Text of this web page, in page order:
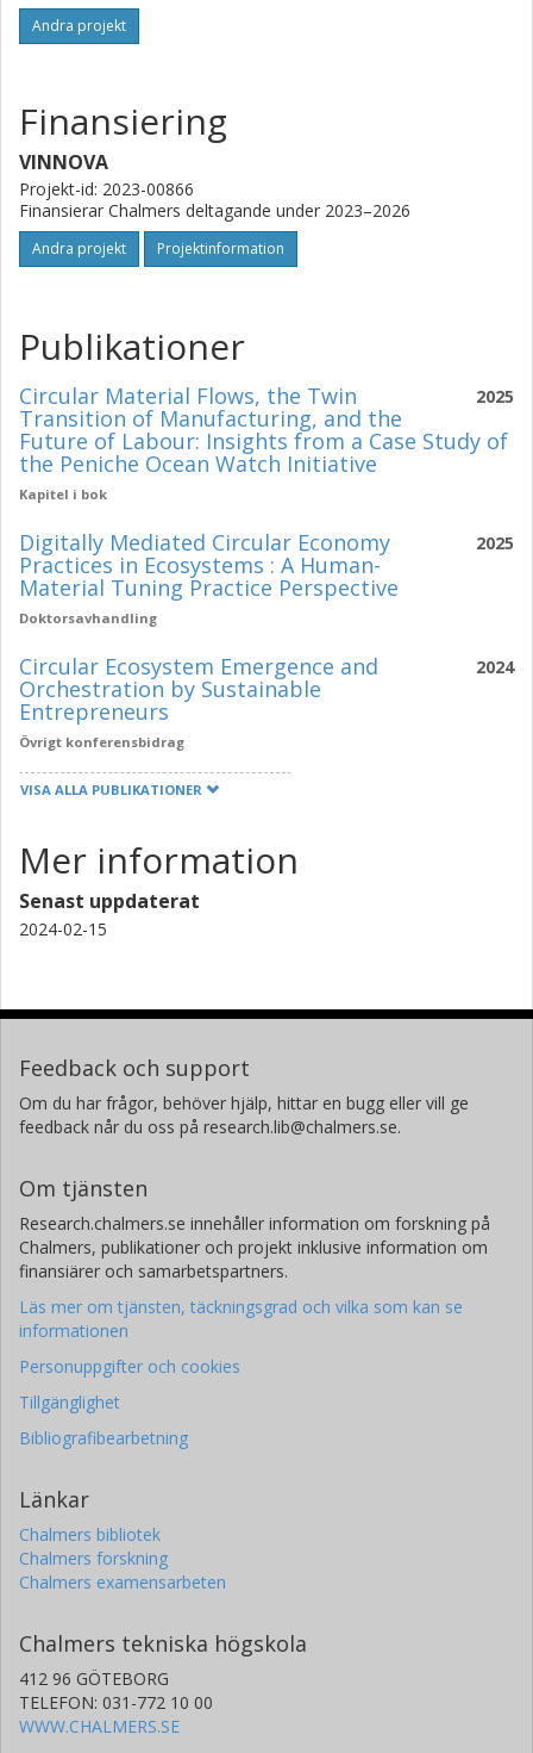
Andra projekt
Finansiering
VINNOVA
Projekt-id: 2023-00866
Finansierar Chalmers deltagande under 2023–2026
Andra projekt Projektinformation
Publikationer
2025
Circular Material Flows, the Twin
Transition of Manufacturing, and the
Future of Labour: Insights from a Case Study of
the Peniche Ocean Watch Initiative
Kapitel i bok
2025
Digitally Mediated Circular Economy
Practices in Ecosystems : A Human-
Material Tuning Practice Perspective
Doktorsavhandling
2024
Circular Ecosystem Emergence and
Orchestration by Sustainable
Entrepreneurs
Övrigt konferensbidrag
VISA ALLA PUBLIKATIONER
Mer information
Senast uppdaterat
2024-02-15
Feedback och support
Om du har frågor, behöver hjälp, hittar en bugg eller vill ge
feedback når du oss på research.lib@chalmers.se.
Om tjänsten
Research.chalmers.se innehåller information om forskning på
Chalmers, publikationer och projekt inklusive information om
finansiärer och samarbetspartners.
Läs mer om tjänsten, täckningsgrad och vilka som kan se
informationen
Personuppgifter och cookies
Tillgänglighet
Bibliografibearbetning
Länkar
Chalmers bibliotek
Chalmers forskning
Chalmers examensarbeten
Chalmers tekniska högskola
412 96 GÖTEBORG
TELEFON: 031-772 10 00
WWW.CHALMERS.SE